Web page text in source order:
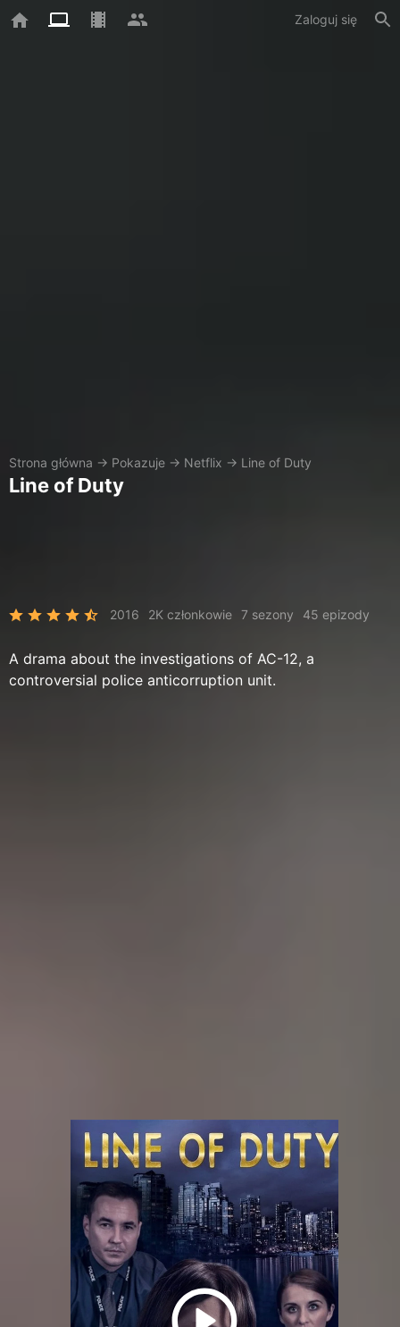
Zaloguj się
Strona główna → Pokazuje → Netflix → Line of Duty
Line of Duty
2016 2K członkowie 7 sezony 45 epizody
A drama about the investigations of AC-12, a
controversial police anticorruption unit.